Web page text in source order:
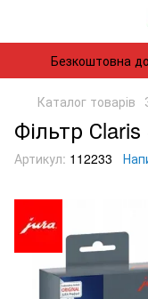
Безкоштовна
Каталог товарів
Фільтр
Артикул: 112233